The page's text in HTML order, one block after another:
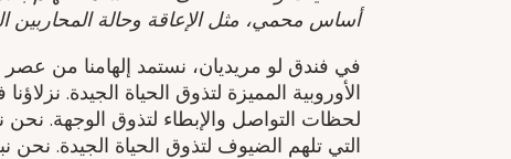
أساس محمي، مثل الإعاقة وحالة المحاربين
في فندق لو مريديان، نستمد إلهامنا من
الأوروبية المميزة لتذوق الحياة الجيدة.
لحظات التواصل والإبطاء لتذوق الوجهة.
التي تلهم الضيوف لتذوق الحياة الجيدة.